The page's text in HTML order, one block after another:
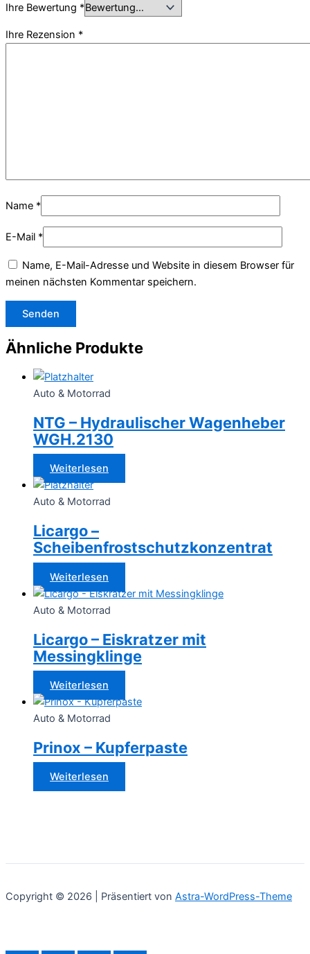
Ihre Bewertung *
Ihre Rezension *
Name *
E-Mail *
Name, E-Mail-Adresse und Website in diesem Browser für
meinen nächsten Kommentar speichern.
Ähnliche Produkte
Auto & Motorrad
NTG – Hydraulischer Wagenheber
WGH.2130
Weiterlesen
Auto & Motorrad
Licargo –
Scheibenfrostschutzkonzentrat
Weiterlesen
Auto & Motorrad
Licargo – Eiskratzer mit
Messingklinge
Weiterlesen
Auto & Motorrad
Prinox – Kupferpaste
Weiterlesen
Copyright © 2026 | Präsentiert von Astra-WordPress-Theme